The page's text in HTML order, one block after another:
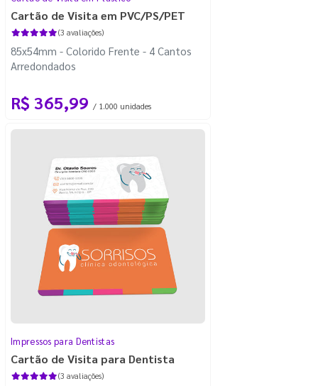
Cartão de Visita em PVC/PS/PET
(3 avaliações)
85x54mm - Colorido Frente - 4 Cantos
Arredondados
R$ 365,99 / 1.000 unidades
Impressos para Dentistas
Cartão de Visita para Dentista
(3 avaliações)